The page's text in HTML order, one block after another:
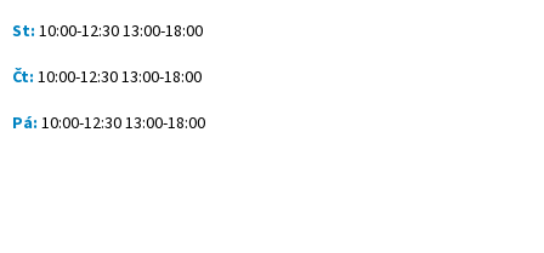
St: 10:00-12:30 13:00-18:00
Čt: 10:00-12:30 13:00-18:00
Pá: 10:00-12:30 13:00-18:00